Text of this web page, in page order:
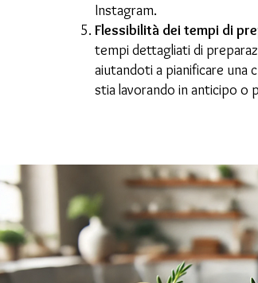
Instagram.
Flessibilità dei tempi di
tempi dettagliati di
aiutandoti a pianificare una
stia lavorando in anticipo o